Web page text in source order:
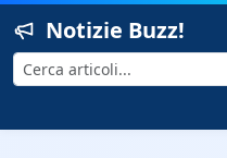
Notizie Buzz!
Cerca